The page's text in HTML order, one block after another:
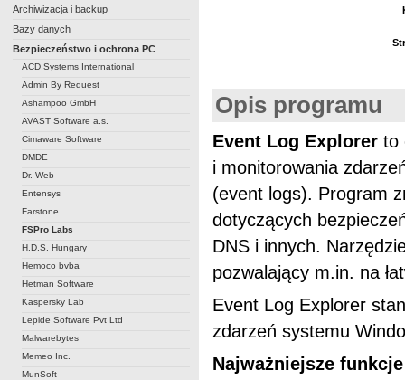
Archiwizacja i backup
Bazy danych
Bezpieczeństwo i ochrona PC
ACD Systems International
Admin By Request
Ashampoo GmbH
AVAST Software a.s.
Cimaware Software
DMDE
Dr. Web
Entensys
Farstone
FSPro Labs
H.D.S. Hungary
Hemoco bvba
Hetman Software
Kaspersky Lab
Lepide Software Pvt Ltd
Malwarebytes
Memeo Inc.
MunSoft
Opis programu
Event Log Explorer to
i monitorowania
(event logs). Program
dotyczących
DNS i innych.
pozwalający m.in. na
Event Log Explorer
zdarzeń systemu
Najważniejsze